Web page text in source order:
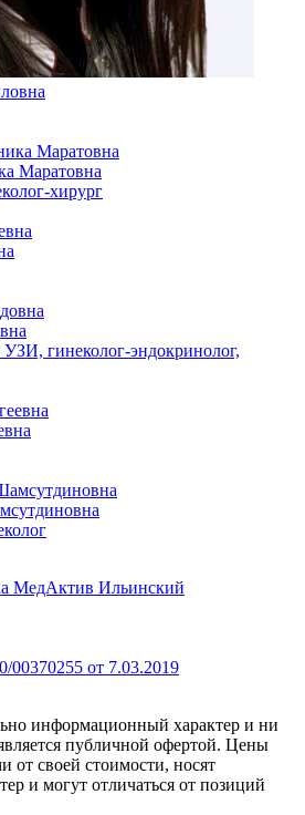
Маратовна
хирург
гинеколог-эндокринолог,
00370255 от 7.03.2019
информационный характер и ни
публичной офертой. Цены
от своей стоимости, носят
и могут отличаться от позиций